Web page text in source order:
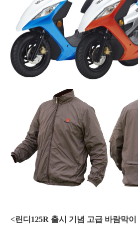
<린디125R 출시 기념 고급 바람막